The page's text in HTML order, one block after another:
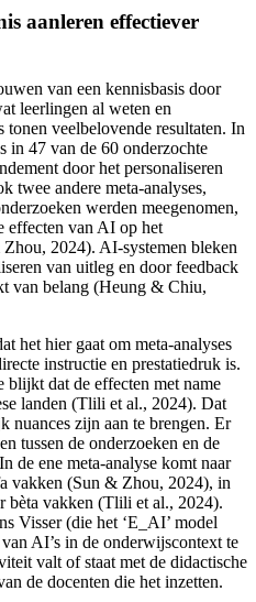
aanleren effectiever
van een kennisbasis door
leerlingen al weten en
tonen veelbelovende resultaten. In
in 47 van de 60 onderzochte
door het personaliseren
twee andere meta-analyses,
werden meegenomen,
effecten van AI op het
2024). AI-systemen bleken
van uitleg en door feedback
van belang (Heung & Chiu,
het hier gaat om meta-analyses
instructie en prestatiedruk is.
blijkt dat de effecten met name
landen (Tlili et al., 2024). Dat
nuances zijn aan te brengen. Er
tussen de onderzoeken en de
de ene meta-analyse komt naar
vakken (Sun & Zhou, 2024), in
bèta vakken (Tlili et al., 2024).
Visser (die het ‘E_AI’ model
AI’s in de onderwijscontext te
valt of staat met de didactische
de docenten die het inzetten.